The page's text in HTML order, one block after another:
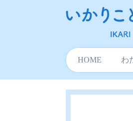
HOME わ